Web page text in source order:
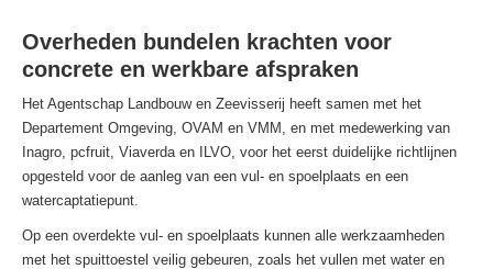
Overheden bundelen krachten voor
concrete en werkbare afspraken
Het Agentschap Landbouw en Zeevisserij heeft samen met het
Departement Omgeving, OVAM en VMM, en met medewerking van
Inagro, pcfruit, Viaverda en ILVO, voor het eerst duidelijke richtlijnen
opgesteld voor de aanleg van een vul- en spoelplaats en een
watercaptatiepunt.
Op een overdekte vul- en spoelplaats kunnen alle werkzaamheden
met het spuittoestel veilig gebeuren, zoals het vullen met water en